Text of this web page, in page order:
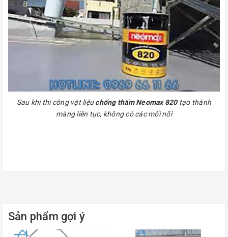
Sau khi thi công vật liệuchống thấm Neomax 820 tạo thành
màng liên tục, không có các mối nối
Sản phẩm gợi ý